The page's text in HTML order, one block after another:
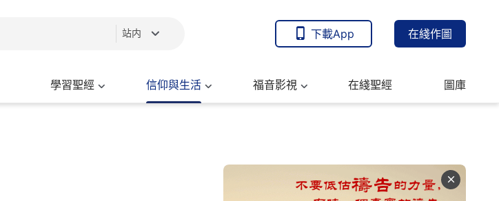
站内 下載App 在綫作圖
學習聖經 信仰與生活 福音影視 在綫聖經 圖庫